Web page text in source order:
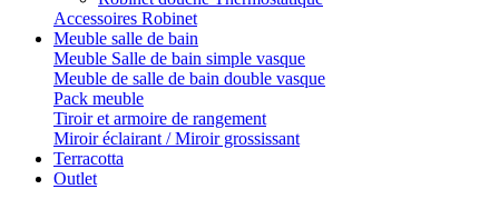
Accessoires Robinet
Meuble salle de bain
Meuble Salle de bain simple vasque
Meuble de salle de bain double vasque
Pack meuble
Tiroir et armoire de rangement
Miroir éclairant / Miroir grossissant
Terracotta
Outlet